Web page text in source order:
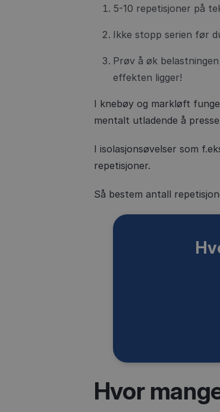
5-10 repetisjoner på
Ikke stopp serien før
Prøv å øk
effekten ligger!
I knebøy og markløft
mentalt utladende å
I isolasjonsøvelser som
repetisjoner.
Så bestem antall
Hvor